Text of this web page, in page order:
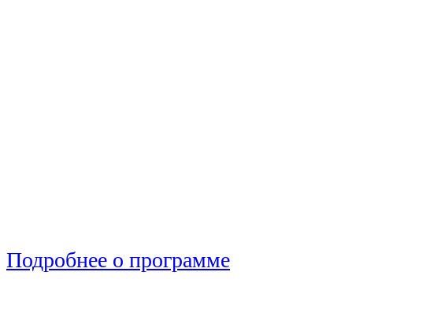
Подробнее о программе